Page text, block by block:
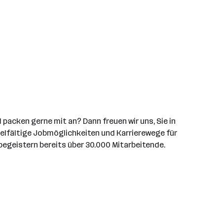
gerne mit an? Dann freuen wir uns, Sie in
Jobmöglichkeiten und Karrierewege für
bereits über 30.000 Mitarbeitende.